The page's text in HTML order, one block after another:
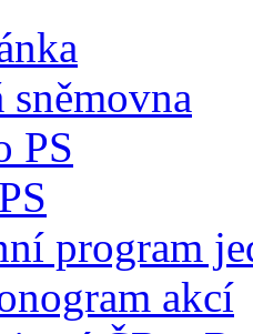
sněmovna
PS
program
akcí